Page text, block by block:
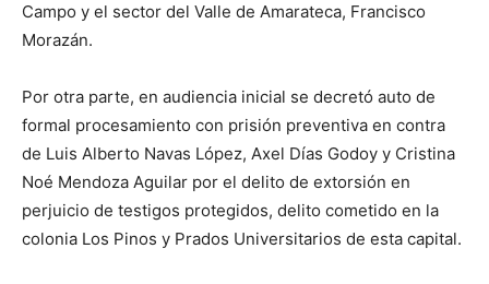
Campo y el sector del Valle de Amarateca, Francisco
Morazán.
Por otra parte, en audiencia inicial se decretó auto de
formal procesamiento con prisión preventiva en contra
de Luis Alberto Navas López, Axel Días Godoy y Cristina
Noé Mendoza Aguilar por el delito de extorsión en
perjuicio de testigos protegidos, delito cometido en la
colonia Los Pinos y Prados Universitarios de esta capital.